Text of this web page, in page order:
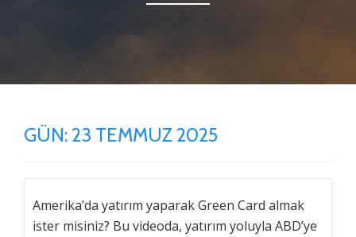
GÜN: 23 TEMMUZ 2025
Amerika’da yatırım yaparak Green Card almak
ister misiniz? Bu videoda, yatırım yoluyla ABD’ye